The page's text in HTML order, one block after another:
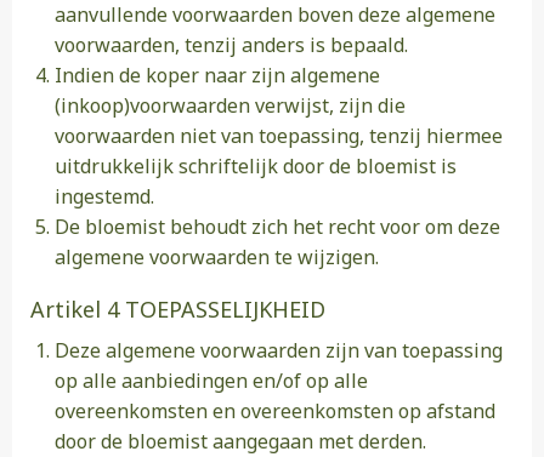
aanvullende voorwaarden boven deze algemene
voorwaarden, tenzij anders is bepaald.
Indien de koper naar zijn algemene
(inkoop)voorwaarden verwijst, zijn die
voorwaarden niet van toepassing, tenzij hiermee
uitdrukkelijk schriftelijk door de bloemist is
ingestemd.
De bloemist behoudt zich het recht voor om deze
algemene voorwaarden te wijzigen.
Artikel 4 TOEPASSELIJKHEID
Deze algemene voorwaarden zijn van toepassing
op alle aanbiedingen en/of op alle
overeenkomsten en overeenkomsten op afstand
door de bloemist aangegaan met derden.